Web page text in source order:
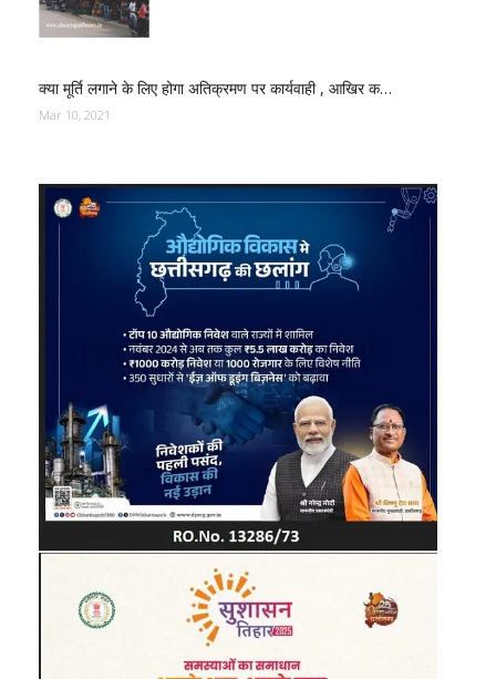
क्या मूर्ति लगाने के लिए होगा अतिक्रमण पर कार्यवाही , आखिर क…
Mar 10, 2021